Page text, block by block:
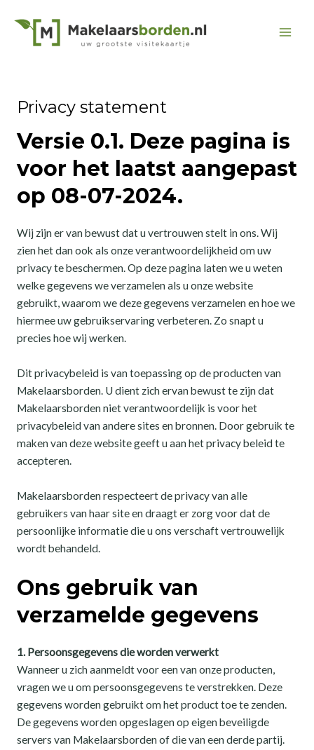
naar
Privacy statement
Versie 0.1. Deze pagina is
voor het laatst aangepast
op 08-07-2024.
Wij zijn er van bewust dat u vertrouwen stelt in ons. Wij
zien het dan ook als onze verantwoordelijkheid om uw
privacy te beschermen. Op deze pagina laten we u weten
welke gegevens we verzamelen als u onze website
gebruikt, waarom we deze gegevens verzamelen en hoe we
hiermee uw gebruikservaring verbeteren. Zo snapt u
precies hoe wij werken.
Dit privacybeleid is van toepassing op de producten van
Makelaarsborden. U dient zich ervan bewust te zijn dat
Makelaarsborden niet verantwoordelijk is voor het
privacybeleid van andere sites en bronnen. Door gebruik te
maken van deze website geeft u aan het privacy beleid te
accepteren.
Makelaarsborden respecteert de privacy van alle
gebruikers van haar site en draagt er zorg voor dat de
persoonlijke informatie die u ons verschaft vertrouwelijk
wordt behandeld.
Ons gebruik van
verzamelde gegevens
1. Persoonsgegevens die worden verwerkt
Wanneer u zich aanmeldt voor een van onze producten,
vragen we u om persoonsgegevens te verstrekken. Deze
gegevens worden gebruikt om het product toe te zenden.
De gegevens worden opgeslagen op eigen beveiligde
servers van Makelaarsborden of die van een derde partij.